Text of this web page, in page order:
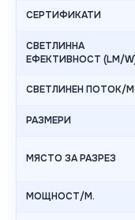
СЕРТИФИКАТИ
СВЕТЛИННА
ЕФЕКТИВНОСТ (LM/
СВЕТЛИНЕН ПОТОК/М.
РАЗМЕРИ
МЯСТО ЗА РАЗРЕЗ
МОЩНОСТ/М.